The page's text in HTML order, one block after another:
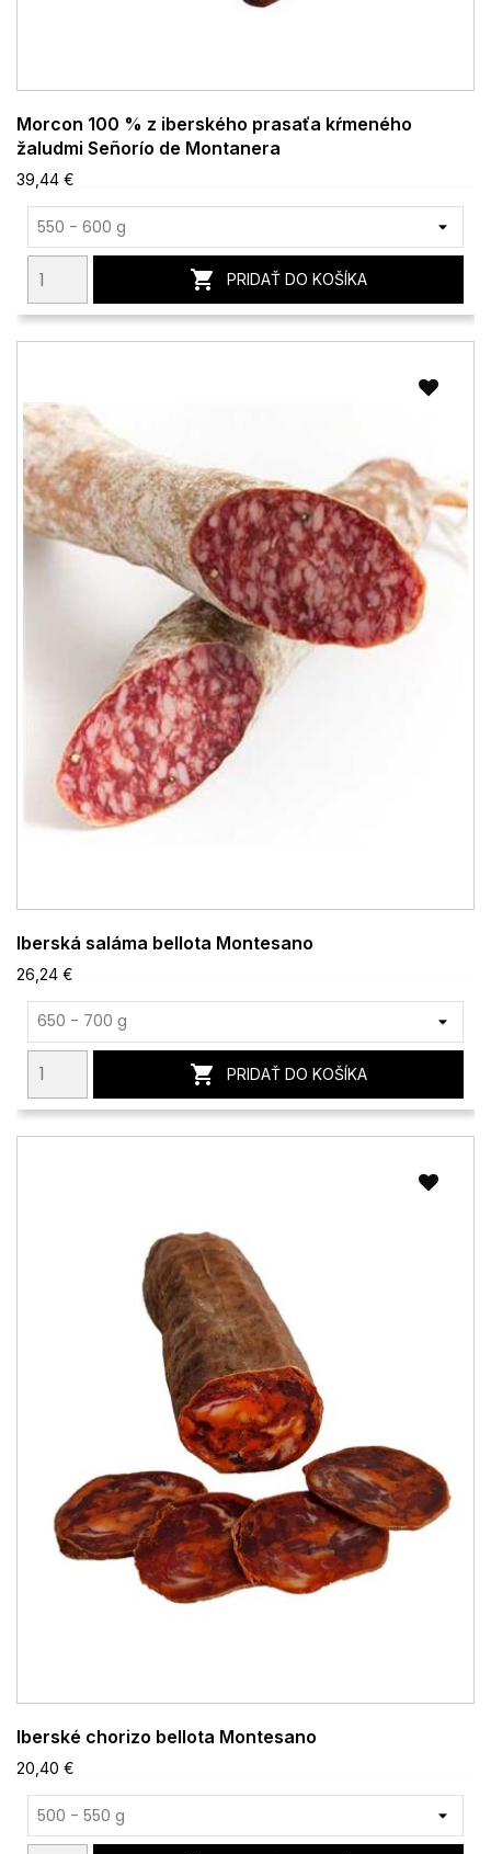
Morcon 100 % z iberského prasaťa kŕmeného
žaludmi Señorío de Montanera
39,44 €
 PRIDAŤ DO KOŠÍKA
Iberská saláma bellota Montesano
26,24 €
 PRIDAŤ DO KOŠÍKA
Iberské chorizo bellota Montesano
20,40 €